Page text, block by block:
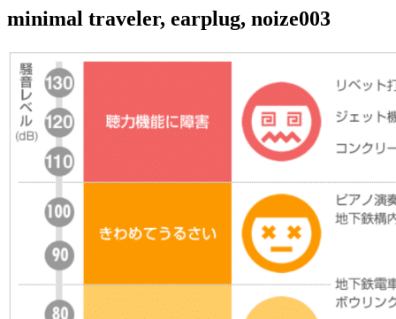
minimal traveler, earplug, noize003